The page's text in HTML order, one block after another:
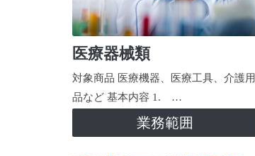
医療器械類
対象商品 医療機器、医療工具、介護用
品など 基本内容 1. …
業務範囲